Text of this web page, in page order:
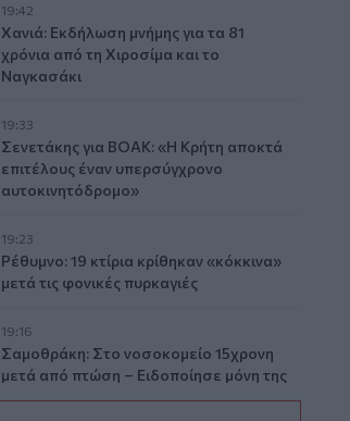
19:42
Χανιά: Εκδήλωση μνήμης για τα 81
χρόνια από τη Χιροσίμα και το
Ναγκασάκι
19:33
Σενετάκης για ΒΟΑΚ: «Η Κρήτη αποκτά
επιτέλους έναν υπερσύγχρονο
αυτοκινητόδρομο»
19:23
Ρέθυμνο: 19 κτίρια κρίθηκαν «κόκκινα»
μετά τις φονικές πυρκαγιές
19:16
Σαμοθράκη: Στο νοσοκομείο 15χρονη
μετά από πτώση – Ειδοποίησε μόνη της
το 112